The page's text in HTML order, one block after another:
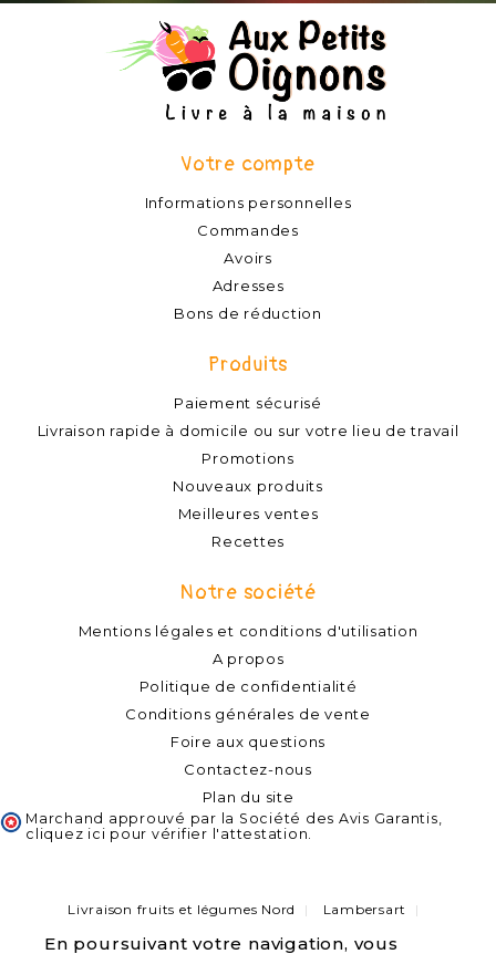
En poursuivant votre navigation, vous
Votre compte
Informations personnelles
Commandes
Avoirs
Adresses
Bons de réduction
Produits
Paiement sécurisé
Livraison rapide à domicile ou sur votre lieu de travail
Promotions
Nouveaux produits
Meilleures ventes
Recettes
Notre société
Mentions légales et conditions d'utilisation
A propos
Politique de confidentialité
Conditions générales de vente
Foire aux questions
Contactez-nous
Plan du site
Marchand approuvé par la Société des Avis Garantis,
cliquez ici pour vérifier l'attestation.
Livraison fruits et légumes Nord
Lambersart
Bondues
Marcq-en-Baroeul
Pérenchies